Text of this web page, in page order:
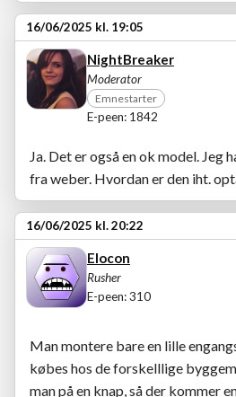
16/06/2025 kl. 19:05
NightBreaker
Moderator
Emnestarter
E-peen: 1842
Ja. Det er også en ok model. Jeg
fra weber. Hvordan er den iht.
16/06/2025 kl. 20:22
Elocon
Rusher
E-peen: 310
Man montere bare en lille
købes hos de forskelllige
man på en knap, så der kommer